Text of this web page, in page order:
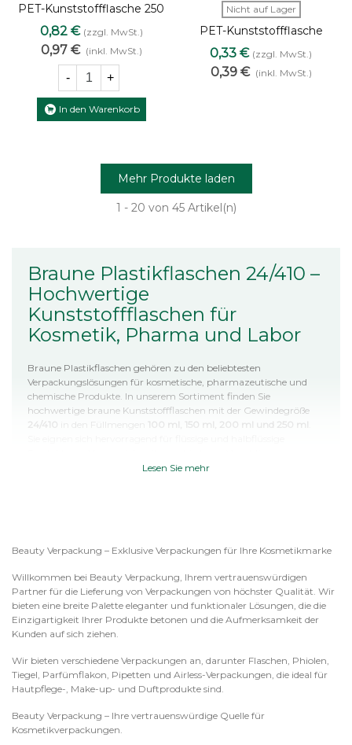
PET-Kunststoffflasche 250
ml braun mit weißem
Zerstäuber
0,82 € (zzgl. MwSt.)
0,97 € (inkl. MwSt.)
- +
In den Warenkorb
Nicht auf Lager
PET-Kunststoffflasche
braun 150 ml mit
schwarzem Zerstäuber
0,33 € (zzgl. MwSt.)
0,39 € (inkl. MwSt.)
Mehr Produkte laden
1 - 20 von 45 Artikel(n)
Braune Plastikflaschen 24/410 –
Hochwertige
Kunststoffflaschen für
Kosmetik, Pharma und Labor
Braune Plastikflaschen gehören zu den beliebtesten
Verpackungslösungen für kosmetische, pharmazeutische und
chemische Produkte. In unserem Sortiment finden Sie
hochwertige braune Kunststoffflaschen mit der Gewindegröße
24/410
100 ml, 150 ml, 200 ml und 250 ml
Sprühköpfen, Lotionpumpen, Flip-Top- oder
bewahrt. Besonders Produkte mit ätherischen Ölen, pflanzlichen
profitieren von dieser Verpackungslösung.
Vorteile unserer braunen
Kunststoffflaschen
Robustes und leichtes Kunststoffmaterial
Bruchsicher und ideal für Transport sowie Versand
Gewinde 24/410 – kompatibel mit zahlreichen Verschlussarten
Professionelles, hochwertiges Erscheinungsbild
Ideal für Kosmetik-, Pharma- und Laborprodukte
Lesen Sie mehr
Beauty Verpackung – Exklusive Verpackungen für Ihre Kosmetikmarke
Willkommen bei Beauty Verpackung, Ihrem vertrauenswürdigen
Partner für die Lieferung von Verpackungen von höchster Qualität. Wir
bieten eine breite Palette eleganter und funktionaler Lösungen, die die
Einzigartigkeit Ihrer Produkte betonen und die Aufmerksamkeit der
Kunden auf sich ziehen.
Wir bieten verschiedene Verpackungen an, darunter Flaschen, Phiolen,
Tiegel, Parfümflakon, Pipetten und Airless-Verpackungen, die ideal für
Hautpflege-, Make-up- und Duftprodukte sind.
Beauty Verpackung – Ihre vertrauenswürdige Quelle für
Kosmetikverpackungen.